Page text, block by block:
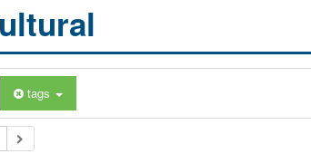
tags